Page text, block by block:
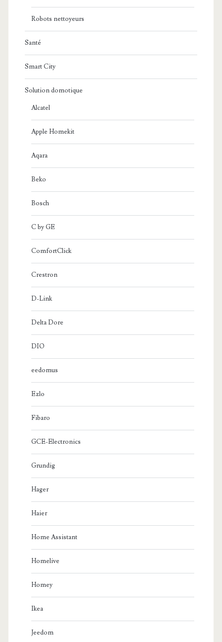
Robots nettoyeurs
Santé
Smart City
Solution domotique
Alcatel
Apple Homekit
Aqara
Beko
Bosch
C by GE
ComfortClick
Crestron
D-Link
Delta Dore
DIO
eedomus
Ezlo
Fibaro
GCE-Electronics
Grundig
Hager
Haier
Home Assistant
Homelive
Homey
Ikea
Jeedom